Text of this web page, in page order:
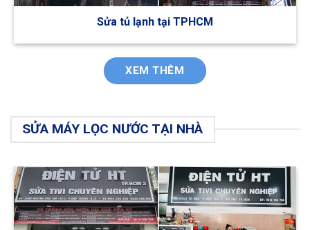
Sửa tủ lạnh tại TPHCM
XEM THÊM
SỬA MÁY LỌC NƯỚC TẠI NHÀ